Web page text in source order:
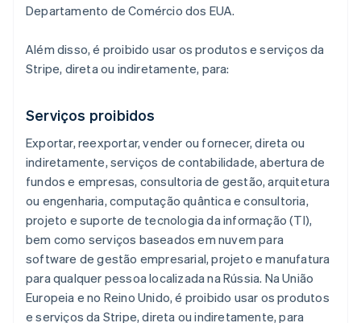
Departamento de Comércio dos EUA.
Além disso, é proibido usar os produtos e serviços da
Stripe, direta ou indiretamente, para:
Serviços proibidos
Exportar, reexportar, vender ou fornecer, direta ou
indiretamente, serviços de contabilidade, abertura de
fundos e empresas, consultoria de gestão, arquitetura
ou engenharia, computação quântica e consultoria,
projeto e suporte de tecnologia da informação (TI),
bem como serviços baseados em nuvem para
software de gestão empresarial, projeto e manufatura
para qualquer pessoa localizada na Rússia. Na União
Europeia e no Reino Unido, é proibido usar os produtos
e serviços da Stripe, direta ou indiretamente, para